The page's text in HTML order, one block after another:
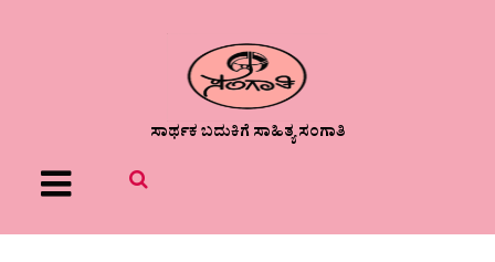
ಸಾರ್ಥಕ ಬದುಕಿಗೆ ಸಾಹಿತ್ಯ ಸಂಗಾತಿ
Menu